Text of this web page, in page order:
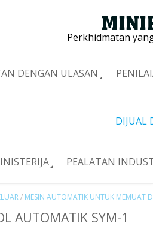
Perkhidmatan
DENGAN ULASAN
DIJUAL
PEALATAN
/ MESIN AUTOMATIK UNTUK MEMUAT
AUTOMATIK SYM-1